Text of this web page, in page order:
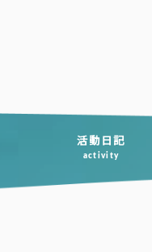
活動日記
activity